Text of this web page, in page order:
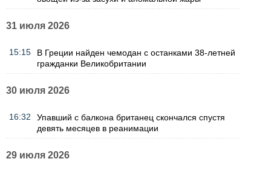
31 июля 2026
15:15
В Греции найден чемодан с останками 38-летней
гражданки Великобритании
30 июля 2026
16:32
Упавший с балкона британец скончался спустя
девять месяцев в реанимации
29 июля 2026